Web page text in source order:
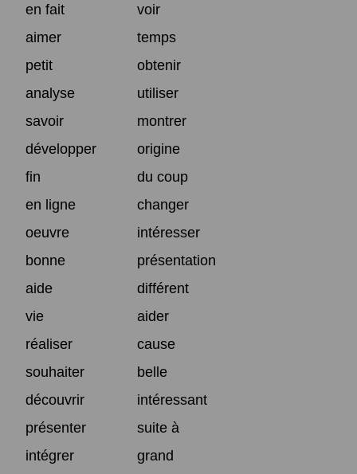
en fait
voir
aimer
temps
petit
obtenir
analyse
utiliser
savoir
montrer
développer
origine
fin
du coup
en ligne
changer
oeuvre
intéresser
bonne
présentation
aide
différent
vie
aider
réaliser
cause
souhaiter
belle
découvrir
intéressant
présenter
suite à
intégrer
grand